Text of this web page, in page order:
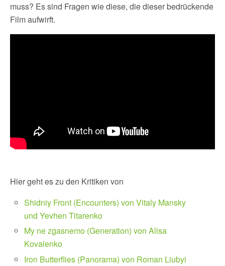
muss? Es sind Fragen wie diese, die dieser bedrückende
Film aufwirft.
Hier geht es zu den Kritiken von
Shidniy Front (Encounters) von Vitaly Mansky
und Yevhen Titarenko
My ne zgasnemo (Generation) von Alisa
Kovalenko
Iron Butterflies (Panorama) von Roman Liubyi